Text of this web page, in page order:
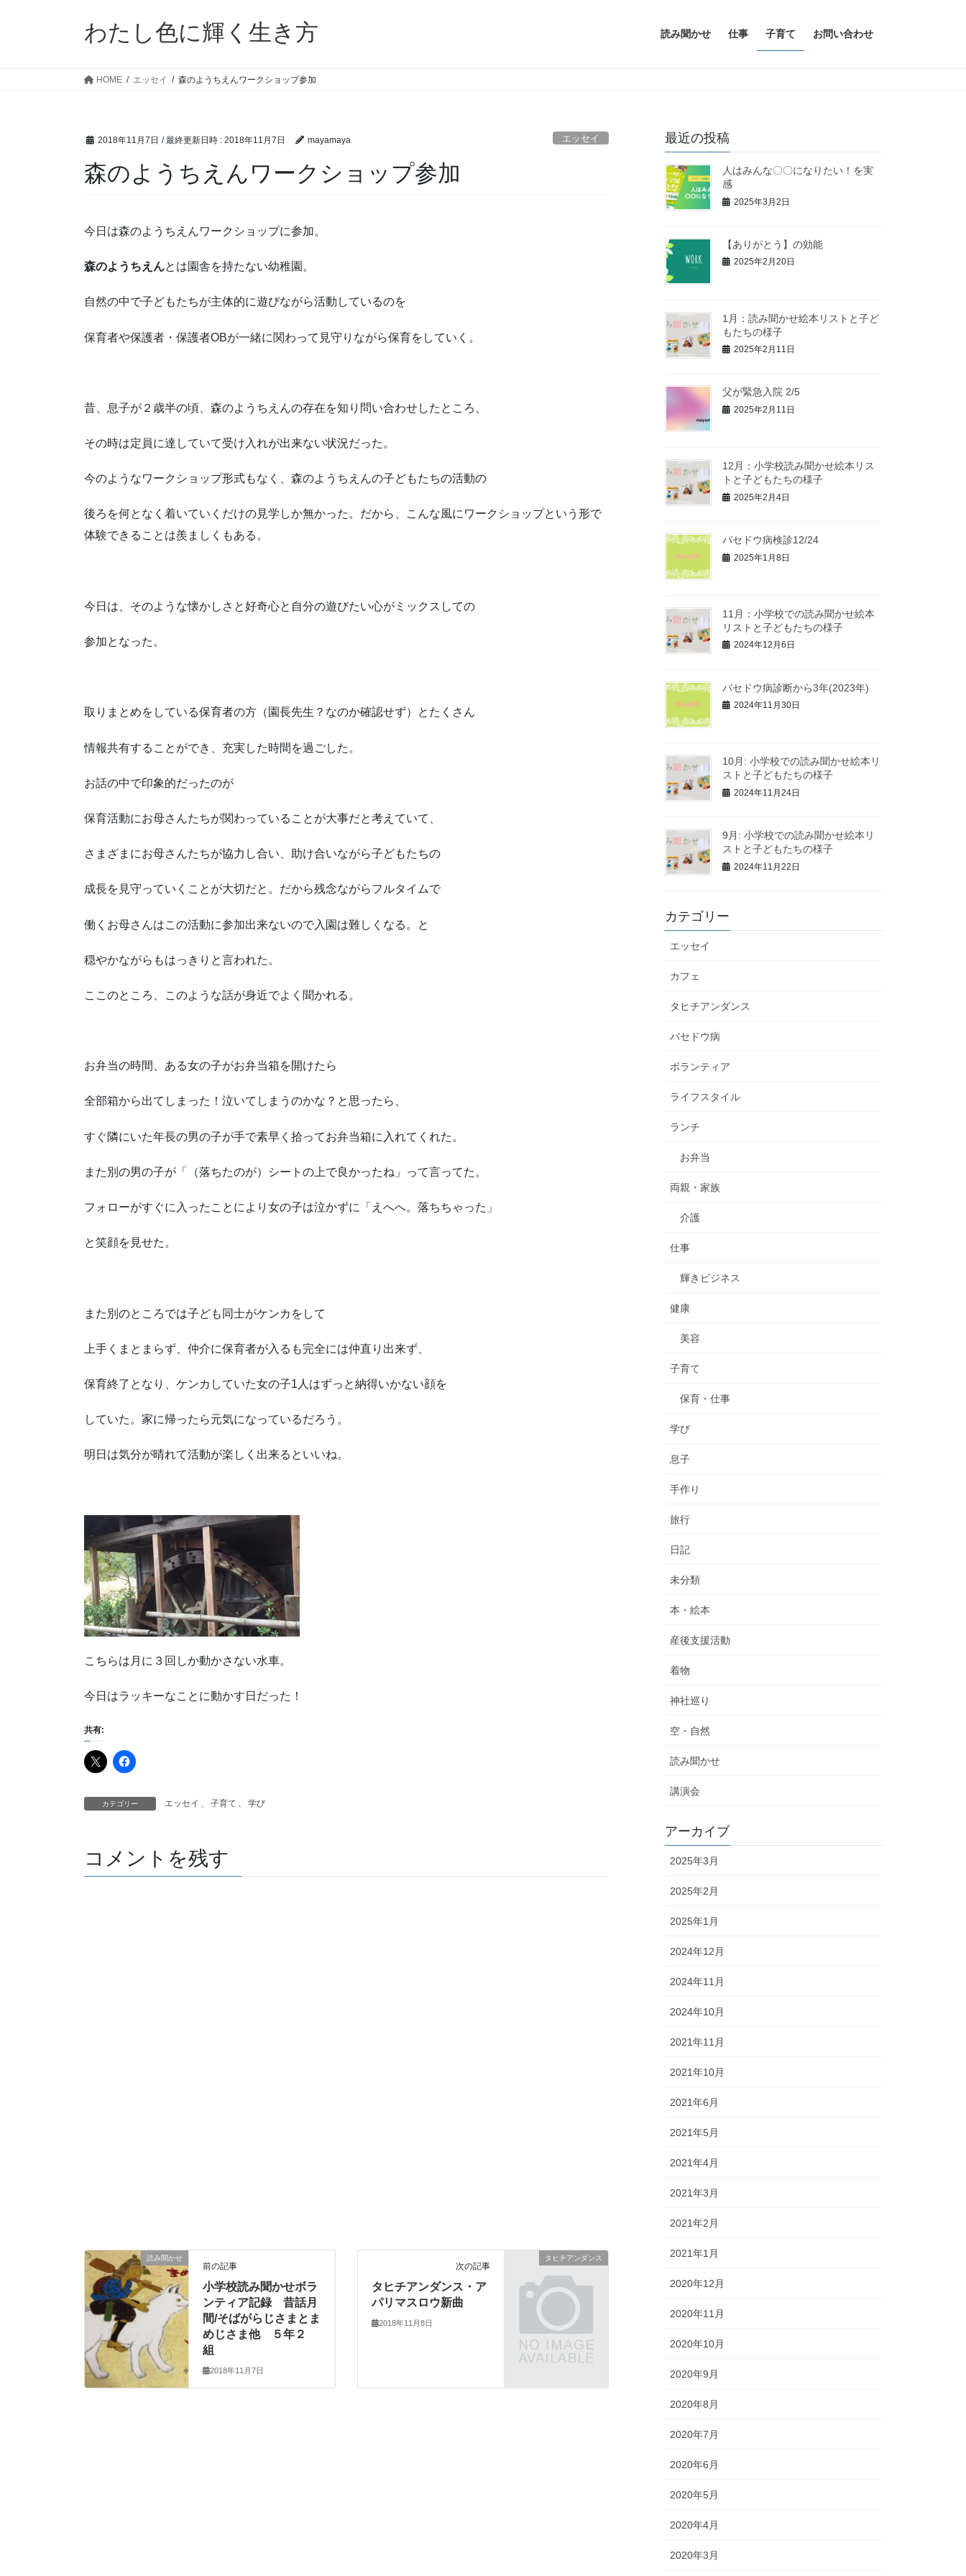
わたし色に輝く生き方 読み聞かせ 仕事 子育て お問い合わせ
HOME エッセイ 森のようちえんワークショップ参加
2018年11月7日 / 最終更新日時 : 2018年11月7日 mayamaya エッセイ
森のようちえんワークショップ参加
今日は森のようちえんワークショップに参加。
森のようちえんとは園舎を持たない幼稚園。
自然の中で子どもたちが主体的に遊びながら活動しているのを
保育者や保護者・保護者OBが一緒に関わって見守りながら保育をしていく。
昔、息子が２歳半の頃、森のようちえんの存在を知り問い合わせしたところ、
その時は定員に達していて受け入れが出来ない状況だった。
今のようなワークショップ形式もなく、森のようちえんの子どもたちの活動の
後ろを何となく着いていくだけの見学しか無かった。だから、こんな風にワークショップという形で
体験できることは羨ましくもある。
今日は、そのような懐かしさと好奇心と自分の遊びたい心がミックスしての
参加となった。
取りまとめをしている保育者の方（園長先生？なのか確認せず）とたくさん
情報共有することができ、充実した時間を過ごした。
お話の中で印象的だったのが
保育活動にお母さんたちが関わっていることが大事だと考えていて、
さまざまにお母さんたちが協力し合い、助け合いながら子どもたちの
成長を見守っていくことが大切だと。だから残念ながらフルタイムで
働くお母さんはこの活動に参加出来ないので入園は難しくなる。と
穏やかながらもはっきりと言われた。
ここのところ、このような話が身近でよく聞かれる。
お弁当の時間、ある女の子がお弁当箱を開けたら
全部箱から出てしまった！泣いてしまうのかな？と思ったら、
すぐ隣にいた年長の男の子が手で素早く拾ってお弁当箱に入れてくれた。
また別の男の子が「（落ちたのが）シートの上で良かったね」って言ってた。
フォローがすぐに入ったことにより女の子は泣かずに「えへへ。落ちちゃった」
と笑顔を見せた。
また別のところでは子ども同士がケンカをして
上手くまとまらず、仲介に保育者が入るも完全には仲直り出来ず、
保育終了となり、ケンカしていた女の子1人はずっと納得いかない顔を
していた。家に帰ったら元気になっているだろう。
明日は気分が晴れて活動が楽しく出来るといいね。
こちらは月に３回しか動かさない水車。
今日はラッキーなことに動かす日だった！
共有:
カテゴリー エッセイ 、 子育て 、 学び
コメントを残す
読み聞かせ
前の記事
小学校読み聞かせボラ
ンティア記録 昔話月
間/そばがらじさまとま
めじさま他 ５年２
組
2018年11月7日
タヒチアンダンス
次の記事
タヒチアンダンス・ア
パリマスロウ新曲
2018年11月8日
最近の投稿
人はみんな〇〇になりたい！を実
感
2025年3月2日
【ありがとう】の効能
2025年2月20日
1月：読み聞かせ絵本リストと子ど
もたちの様子
2025年2月11日
父が緊急入院 2/5
2025年2月11日
12月：小学校読み聞かせ絵本リス
トと子どもたちの様子
2025年2月4日
バセドウ病検診12/24
2025年1月8日
11月：小学校での読み聞かせ絵本
リストと子どもたちの様子
2024年12月6日
バセドウ病診断から3年(2023年)
2024年11月30日
10月: 小学校での読み聞かせ絵本リ
ストと子どもたちの様子
2024年11月24日
9月: 小学校での読み聞かせ絵本リ
ストと子どもたちの様子
2024年11月22日
カテゴリー
エッセイ
カフェ
タヒチアンダンス
バセドウ病
ボランティア
ライフスタイル
ランチ
お弁当
両親・家族
介護
仕事
輝きビジネス
健康
美容
子育て
保育・仕事
学び
息子
手作り
旅行
日記
未分類
本・絵本
産後支援活動
着物
神社巡り
空・自然
読み聞かせ
講演会
アーカイブ
2025年3月
2025年2月
2025年1月
2024年12月
2024年11月
2024年10月
2021年11月
2021年10月
2021年6月
2021年5月
2021年4月
2021年3月
2021年2月
2021年1月
2020年12月
2020年11月
2020年10月
2020年9月
2020年8月
2020年7月
2020年6月
2020年5月
2020年4月
2020年3月